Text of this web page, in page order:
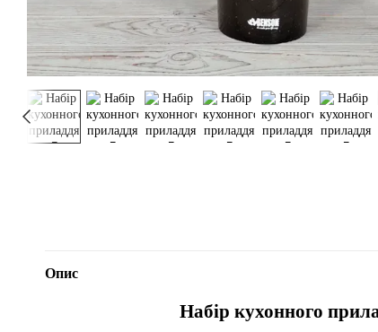
Опис
Набір кухонного